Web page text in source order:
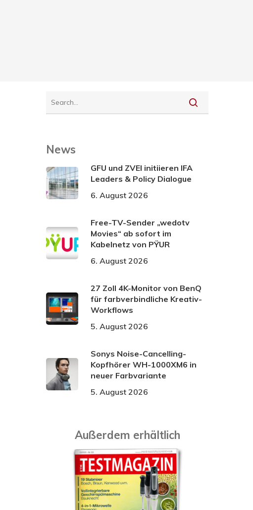
News
GFU und ZVEI initiieren IFA
Leaders & Policy Dialogue
6. August 2026
Free-TV-Sender „wedotv
Movies“ ab sofort im
Kabelnetz von PŸUR
6. August 2026
27 Zoll 4K-Monitor von BenQ
für farbverbindliche Kreativ-
Workflows
5. August 2026
Sonys Noise-Cancelling-
Kopfhörer WH-1000XM6 in
neuer Farbvariante
5. August 2026
Außerdem erhältlich